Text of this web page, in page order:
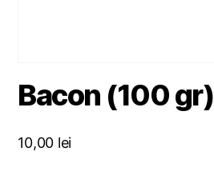
Bacon (100 gr)
10,00 lei